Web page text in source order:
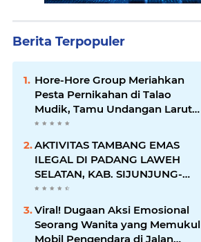
Berita Terpopuler
Hore-Hore Group Meriahkan
Pesta Pernikahan di Talao
Mudik, Tamu Undangan Larut
dalam Suasana Penuh
AKTIVITAS TAMBANG EMAS
ILEGAL DI PADANG LAWEH
SELATAN, KAB. SIJUNJUNG-
SUMBAR SEMAKIN
MERAJALELA
Viral! Dugaan Aksi Emosional
Seorang Wanita yang Memukul
Mobil Pengendara di Jalan